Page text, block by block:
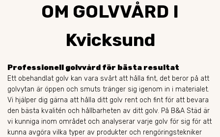
OM GOLVVÅRD I
Kvicksund
Professionell golvvård för bästa resultat
Ett obehandlat golv kan vara svårt att hålla fint, det beror på att
golvytan är öppen och smuts tränger sig igenom in i materialet.
Vi hjälper dig gärna att hålla ditt golv rent och fint för att bevara
den bästa kvalitén och hållbarheten av ditt golv. På B&A Städ är
vi kunniga inom området och analyserar varje golv för sig för att
kunna avgöra vilka typer av produkter och rengöringstekniker